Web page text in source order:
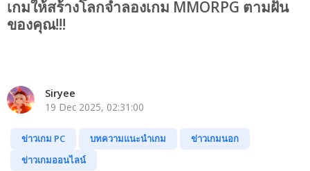
เกมให้สร้างโลกจำลองเกม MMORPG ตามฝัน
ของคุณ!!!
Siryee
19 Dec 2025, 02:31:00
ข่าวเกม PC บทความแนะนำเกม
ข่าวเกมนอก
ข่าวเกมออนไลน์